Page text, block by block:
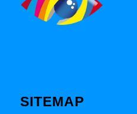
SITEMAP